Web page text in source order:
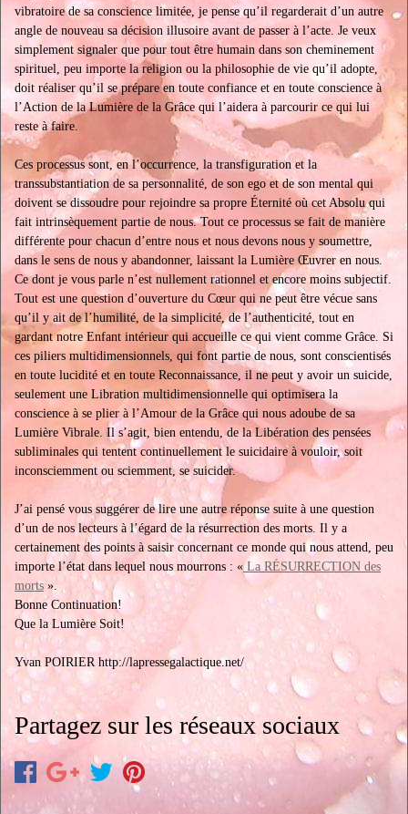
vibratoire de sa conscience limitée, je pense qu’il regarderait d’un autre
angle de nouveau sa décision illusoire avant de passer à l’acte. Je veux
simplement signaler que pour tout être humain dans son cheminement
spirituel, peu importe la religion ou la philosophie de vie qu’il adopte,
doit réaliser qu’il se prépare en toute confiance et en toute conscience à
l’Action de la Lumière de la Grâce qui l’aidera à parcourir ce qui lui
reste à faire.
Ces processus sont, en l’occurrence, la transfiguration et la
transsubstantiation de sa personnalité, de son ego et de son mental qui
doivent se dissoudre pour rejoindre sa propre Éternité où cet Absolu qui
fait intrinsèquement partie de nous. Tout ce processus se fait de manière
différente pour chacun d’entre nous et nous devons nous y soumettre,
dans le sens de nous y abandonner, laissant la Lumière Œuvrer en nous.
Ce dont je vous parle n’est nullement rationnel et encore moins subjectif.
Tout est une question d’ouverture du Cœur qui ne peut être vécue sans
qu’il y ait de l’humilité, de la simplicité, de l’authenticité, tout en
gardant notre Enfant intérieur qui accueille ce qui vient comme Grâce. Si
ces piliers multidimensionnels, qui font partie de nous, sont conscientisés
en toute lucidité et en toute Reconnaissance, il ne peut y avoir un suicide,
seulement une Libration multidimensionnelle qui optimisera la
conscience à se plier à l’Amour de la Grâce qui nous adoube de sa
Lumière Vibrale. Il s’agit, bien entendu, de la Libération des pensées
subliminales qui tentent continuellement le suicidaire à vouloir, soit
inconsciemment ou sciemment, se suicider.
J’ai pensé vous suggérer de lire une autre réponse suite à une question
d’un de nos lecteurs à l’égard de la résurrection des morts. Il y a
certainement des points à saisir concernant ce monde qui nous attend, peu
importe l’état dans lequel nous mourrons : «La RÉSURRECTION des
morts ».
Bonne Continuation!
Que la Lumière Soit!
Yvan POIRIER http://lapressegalactique.net/
Partagez sur les réseaux sociaux